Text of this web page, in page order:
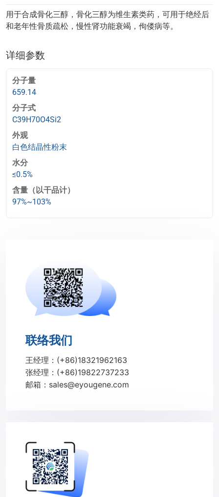
用于合成骨化三醇，骨化三醇为维生素类药，可用于绝经后
和老年性骨质疏松，慢性肾功能衰竭，佝偻病等。
详细参数
分子量
659.14
分子式
C39H70O4Si2
外观
白色结晶性粉末
水分
≤0.5%
含量（以干品计）
97%~103%
联络我们
王经理：(+86)18321962163
张经理：(+86)19822737233
邮箱：sales@eyougene.com